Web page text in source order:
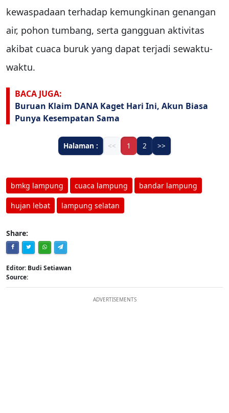
kewaspadaan terhadap kemungkinan genangan
air, pohon tumbang, serta gangguan aktivitas
akibat cuaca buruk yang dapat terjadi sewaktu-
waktu.
BACA JUGA:
Buruan Klaim DANA Kaget Hari Ini, Akun Biasa
Punya Kesempatan Sama
Halaman : << 1 2 >>
bmkg lampung cuaca lampung bandar lampung
hujan lebat lampung selatan
Share:
Editor: Budi Setiawan
Source:
ADVERTISEMENTS